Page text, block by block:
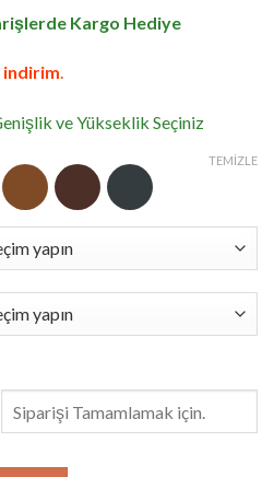
Kargo Hediye
indirim.
ve Yükseklik Seçiniz
TEMIZLE